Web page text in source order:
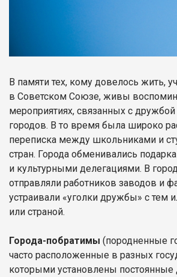
В памяти тех, кому довелось жить,
в Советском Союзе, живы
мероприятиях, связанных с
городов. В то время была широко
переписка между школьниками и
стран. Города обменивались
и культурными делегациями. В
отправляли работников заводов и
устраивали «уголки дружбы» с тем
или страной.
Города-побратимы (породненные
часто расположенные в разных
которыми установлены